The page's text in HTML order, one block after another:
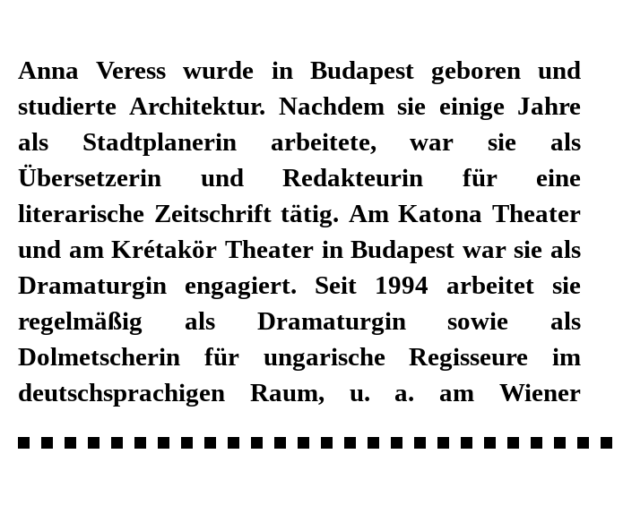
Anna Veress wurde in Budapest geboren und
studierte Architektur. Nachdem sie einige Jahre
als Stadtplanerin arbeitete, war sie als
Übersetzerin und Redakteurin für eine
literarische Zeitschrift tätig. Am Katona Theater
und am Krétakör Theater in Budapest war sie als
Dramaturgin engagiert. Seit 1994 arbeitet sie
regelmäßig als Dramaturgin sowie als
Dolmetscherin für ungarische Regisseure im
deutschsprachigen Raum, u. a. am Wiener
Burgtheater und Berliner Ensemble mit Tamás